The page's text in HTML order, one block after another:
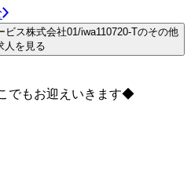
ビス株式会社01/iwa110720-Tのその他
人を見る
でもお迎えいきます◆